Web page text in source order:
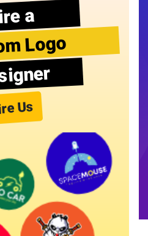
a
Logo
Us